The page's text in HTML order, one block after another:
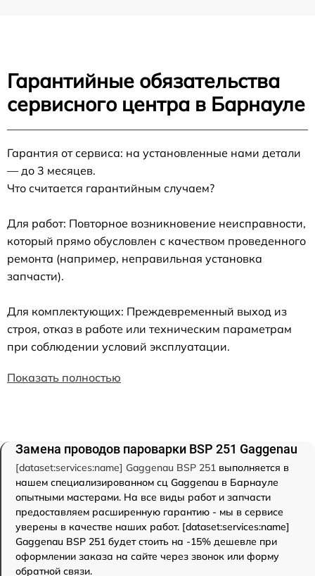
Гарантийные обязательства
сервисного центра в Барнауле
Гарантия от сервиса: на установленные нами детали
— до 3 месяцев.
Что считается гарантийным случаем?
Для работ: Повторное возникновение неисправности,
который прямо обусловлен с качеством проведенного
ремонта (например, неправильная установка
запчасти).
Для комплектующих: Преждевременный выход из
строя, отказ в работе или техническим параметрам
при соблюдении условий эксплуатации.
Показать полностью
Замена проводов пароварки BSP 251 Gaggenau
[dataset:services:name] Gaggenau BSP 251 выполняется в
нашем специализированном сц Gaggenau в Барнауле
опытными мастерами. На все виды работ и запчасти
предоставляем расширенную гарантию - мы в сервисе
уверены в качестве наших работ. [dataset:services:name]
Gaggenau BSP 251 будет стоить на -15% дешевле при
оформлении заказа на сайте через звонок или форму
обратной связи.